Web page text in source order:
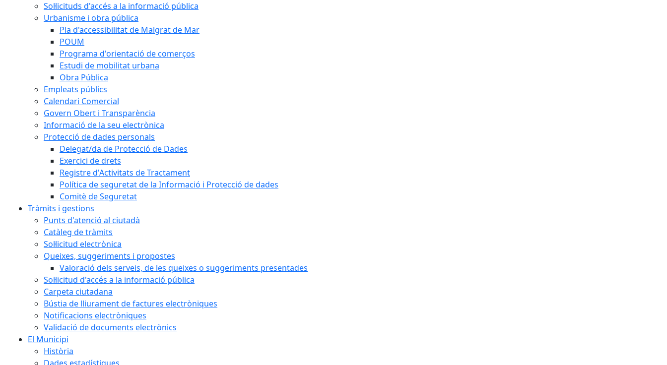
Sol·licituds d'accés a la informació pública
Urbanisme i obra pública
Pla d'accessibilitat de Malgrat de Mar
POUM
Programa d'orientació de comerços
Estudi de mobilitat urbana
Obra Pública
Empleats públics
Calendari Comercial
Govern Obert i Transparència
Informació de la seu electrònica
Protecció de dades personals
Delegat/da de Protecció de Dades
Exercici de drets
Registre d'Activitats de Tractament
Política de seguretat de la Informació i Protecció de dades
Comitè de Seguretat
Tràmits i gestions
Punts d'atenció al ciutadà
Catàleg de tràmits
Sol·licitud electrònica
Queixes, suggeriments i propostes
Valoració dels serveis, de les queixes o suggeriments presentades
Sol·licitud d'accés a la informació pública
Carpeta ciutadana
Bústia de lliurament de factures electròniques
Notificacions electròniques
Validació de documents electrònics
El Municipi
Història